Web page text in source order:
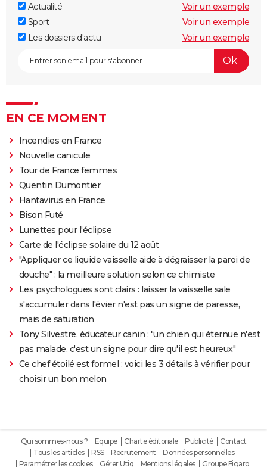
Actualité
Voir un exemple
Sport
Voir un exemple
Les dossiers d'actu
Voir un exemple
EN CE MOMENT
Incendies en France
Nouvelle canicule
Tour de France femmes
Quentin Dumontier
Hantavirus en France
Bison Futé
Lunettes pour l'éclipse
Carte de l'éclipse solaire du 12 août
"Appliquer ce liquide vaisselle aide à dégraisser la paroi de
douche" : la meilleure solution selon ce chimiste
Les psychologues sont clairs : laisser la vaisselle sale
s'accumuler dans l'évier n'est pas un signe de paresse,
mais de saturation
Tony Silvestre, éducateur canin : "un chien qui éternue n'est
pas malade, c'est un signe pour dire qu'il est heureux"
Ce chef étoilé est formel : voici les 3 détails à vérifier pour
choisir un bon melon
Qui sommes-nous ? Equipe Charte éditoriale Publicité
Contact
Tous les articles
RSS Recrutement
Données personnelles
Paramétrer les cookies
Gérer Utiq Mentions légales Groupe Figaro